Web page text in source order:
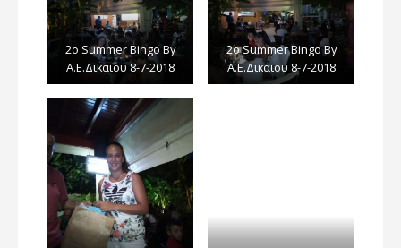
2ο Summer Bingo By
Α.E.Δικαιου 8-7-2018
2ο Summer Bingo By
Α.E.Δικαιου 8-7-2018